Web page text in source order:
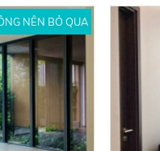
NÊN BỎ QUA